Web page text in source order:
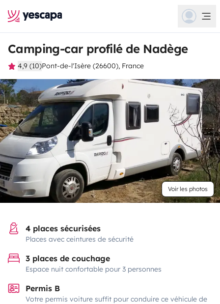
Camping-car profilé de Nadège
4,9 (10)Pont-de-l'Isère (26600), France
Voir les photos
4 places sécurisées
Places avec ceintures de sécurité
3 places de couchage
Espace nuit confortable pour 3 personnes
Permis B
Votre permis voiture suffit pour conduire ce véhicule de